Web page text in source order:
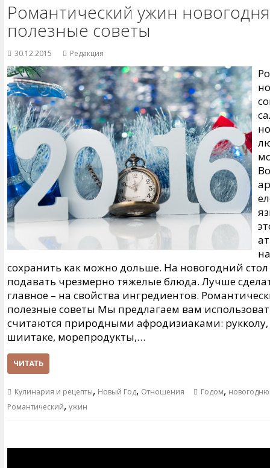
Романтический ужин
полезные советы
30.12.2015 Редакция
сохранить как можно дольше. На новогодний
подавать чрезмерно тяжелые блюда. Лучше
главное – на свойства ингредиентов.
полезные советы Мы предлагаем вам
считаются природными афродизиаками:
шиитаке, морепродукты,…
ЧИТАТЬ
Кулинария и рецепты, Новый Год, Отношения Годом,
Романтический, ужин